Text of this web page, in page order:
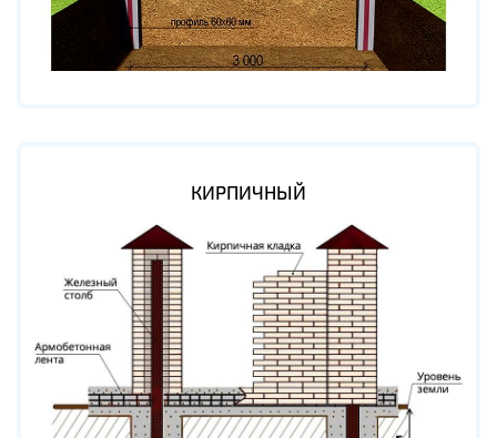
КИРПИЧНЫЙ